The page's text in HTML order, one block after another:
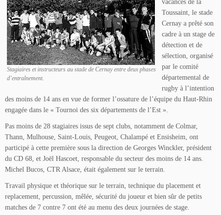
Stagiaires et instructeurs au stade de Cernay entre deux phases
d’entraînement.
vacances de la
Toussaint, le stade
Cernay a prêté son
cadre à un stage de
détection et de
sélection, organisé
par le comité
départemental de
rugby à l’intention
des moins de 14 ans en vue de former l’ossature de l’équipe du Haut-Rhin
engagée dans le « Tournoi des six départements de l’Est ».
Pas moins de 28 stagiaires issus de sept clubs, notamment de Colmar,
Thann, Mulhouse, Saint-Louis, Peugeot, Chalampé et Ensisheim, ont
participé à cette première sous la direction de Georges Winckler, président
du CD 68, et Joël Hascoet, responsable du secteur des moins de 14 ans.
Michel Bucos, CTR Alsace, était également sur le terrain.
Travail physique et théorique sur le terrain, technique du placement et
replacement, percussion, mêlée, sécurité du joueur et bien sûr de petits
matches de 7 contre 7 ont été au menu des deux journées de stage.